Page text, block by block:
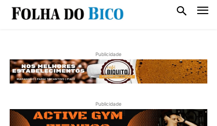
Publicidade
Publicidade